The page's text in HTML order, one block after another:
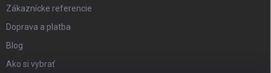
Zákaznícke referencie
Doprava a platba
Blog
Ako si vybrať